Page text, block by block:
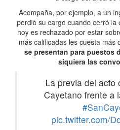
Acompaña, por ejemplo, a un
perdió su cargo cuando cerró
hoy es rechazado por estar
más calificadas les cuesta más
se presentan para puestos
siquiera las
La previa del acto
Cayetano frente a
pic.twitter.com/